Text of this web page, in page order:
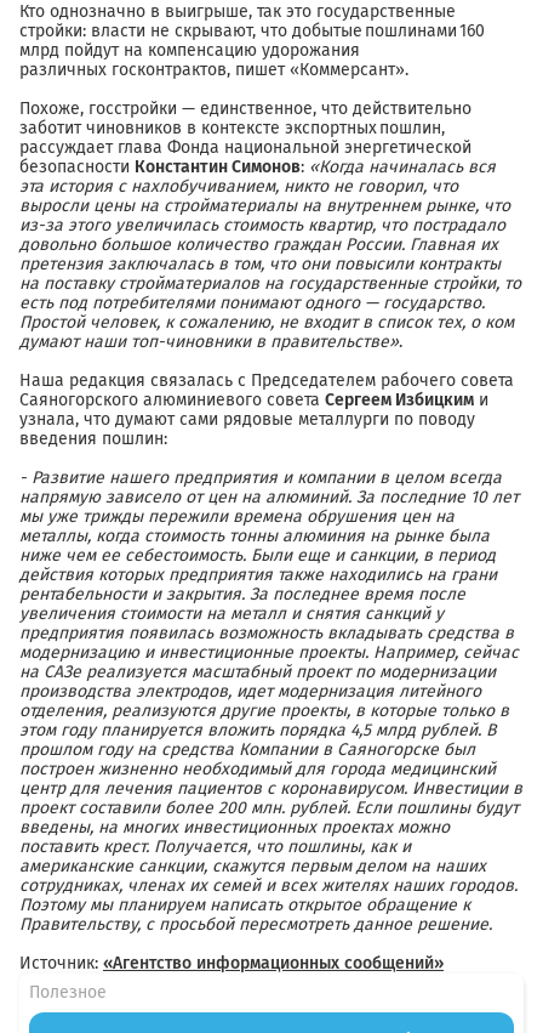
Кто однозначно в выигрыше, так это государственные
стройки: власти не скрывают, что добытые пошлинами 160
млрд пойдут на компенсацию удорожания
различных госконтрактов, пишет «Коммерсант».
Похоже, госстройки — единственное, что действительно
заботит чиновников в контексте экспортных пошлин,
рассуждает глава Фонда национальной энергетической
безопасности Константин Симонов: «Когда начиналась вся
эта история с нахлобучиванием, никто не говорил, что
выросли цены на стройматериалы на внутреннем рынке, что
из-за этого увеличилась стоимость квартир, что пострадало
довольно большое количество граждан России. Главная их
претензия заключалась в том, что они повысили контракты
на поставку стройматериалов на государственные стройки, то
есть под потребителями понимают одного — государство.
Простой человек, к сожалению, не входит в список тех, о ком
думают наши топ-чиновники в правительстве».
Наша редакция связалась с Председателем рабочего совета
Саяногорского алюминиевого совета Сергеем Избицким и
узнала, что думают сами рядовые металлурги по поводу
введения пошлин:
- Развитие нашего предприятия и компании в целом всегда
напрямую зависело от цен на алюминий. За последние 10 лет
мы уже трижды пережили времена обрушения цен на
металлы, когда стоимость тонны алюминия на рынке была
ниже чем ее себестоимость. Были еще и санкции, в период
действия которых предприятия также находились на грани
рентабельности и закрытия. За последнее время после
увеличения стоимости на металл и снятия санкций у
предприятия появилась возможность вкладывать средства в
модернизацию и инвестиционные проекты. Например, сейчас
на САЗе реализуется масштабный проект по модернизации
производства электродов, идет модернизация литейного
отделения, реализуются другие проекты, в которые только в
этом году планируется вложить порядка 4,5 млрд рублей. В
прошлом году на средства Компании в Саяногорске был
построен жизненно необходимый для города медицинский
центр для лечения пациентов с коронавирусом. Инвестиции в
проект составили более 200 млн. рублей. Если пошлины будут
введены, на многих инвестиционных проектах можно
поставить крест. Получается, что пошлины, как и
американские санкции, скажутся первым делом на наших
сотрудниках, членах их семей и всех жителях наших городов.
Поэтому мы планируем написать открытое обращение к
Правительству, с просьбой пересмотреть данное решение.
Источник: «Агентство информационных сообщений»
Полезное